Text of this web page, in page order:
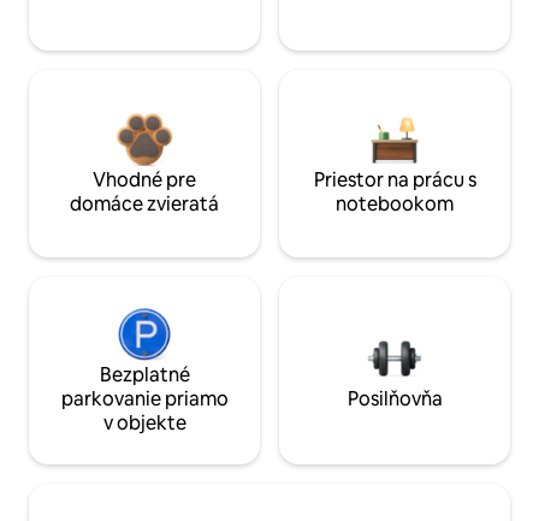
Vhodné pre
domáce zvieratá
Priestor na prácu s
notebookom
Bezplatné
parkovanie priamo
v objekte
Posilňovňa